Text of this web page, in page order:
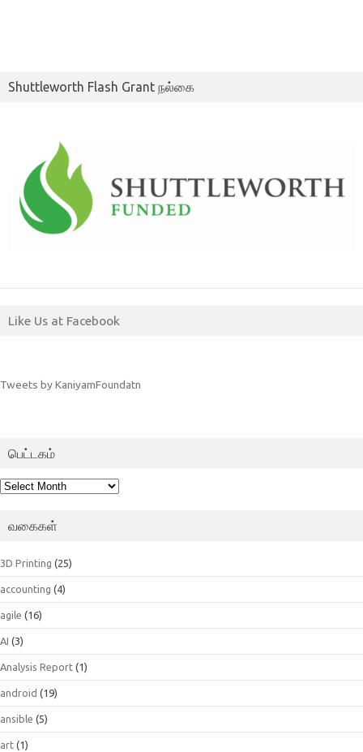
Shuttleworth Flash Grant நல்கை
Like Us at Facebook
Tweets by KaniyamFoundatn
பெட்டகம்
பெட்டகம்
வகைகள்
3D Printing (25)
accounting (4)
agile (16)
AI (3)
Analysis Report (1)
android (19)
ansible (5)
art (1)